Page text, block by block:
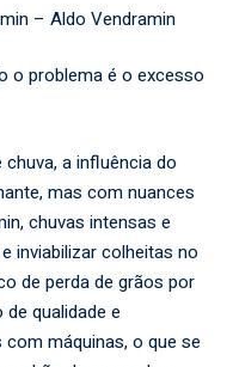
– Aldo Vendramin
o problema é o excesso
a influência do
mas com nuances
chuvas intensas e
inviabilizar colheitas no
de perda de grãos por
qualidade e
máquinas, o que se